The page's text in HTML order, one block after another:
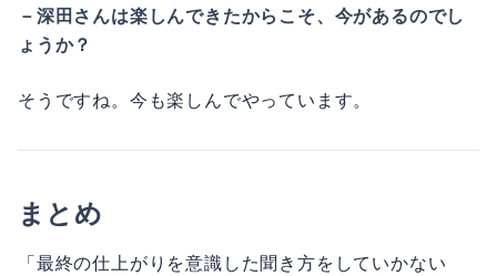
－深田さんは楽しんできたからこそ、今があるのでし
ょうか？
そうですね。今も楽しんでやっています。
まとめ
「最終の仕上がりを意識した聞き方をしていかない